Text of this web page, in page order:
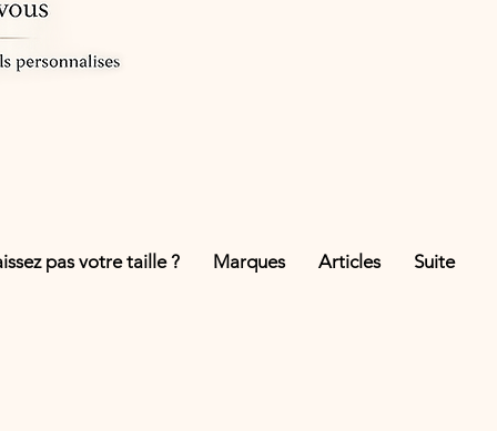
pas votre taille ? Marques Articles Suite